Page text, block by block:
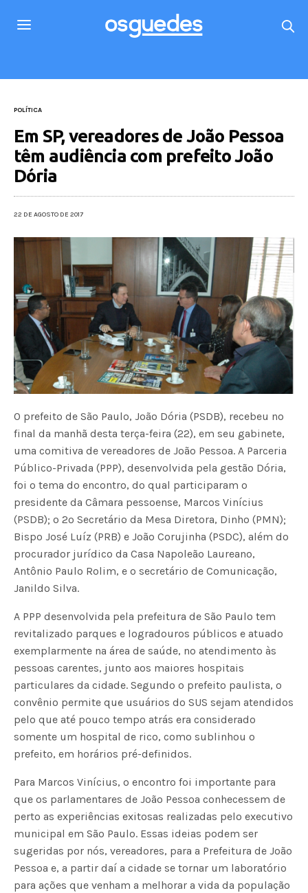
POLÍTICA
Em SP, vereadores de João Pessoa
têm audiência com prefeito João
Dória
22 DE AGOSTO DE 2017
O prefeito de São Paulo, João Dória (PSDB), recebeu no
final da manhã desta terça-feira (22), em seu gabinete,
uma comitiva de vereadores de João Pessoa. A Parceria
Público-Privada (PPP), desenvolvida pela gestão Dória,
foi o tema do encontro, do qual participaram o
presidente da Câmara pessoense, Marcos Vinícius
(PSDB); o 2º Secretário da Mesa Diretora, Dinho (PMN);
Bispo José Luíz (PRB) e João Corujinha (PSDC), além do
procurador jurídico da Casa Napoleão Laureano,
Antônio Paulo Rolim, e o secretário de Comunicação,
Janildo Silva.
A PPP desenvolvida pela prefeitura de São Paulo tem
revitalizado parques e logradouros públicos e atuado
exemplarmente na área de saúde, no atendimento às
pessoas carentes, junto aos maiores hospitais
particulares da cidade. Segundo o prefeito paulista, o
convênio permite que usuários do SUS sejam atendidos
pelo que até pouco tempo atrás era considerado
somente um hospital de rico, como sublinhou o
prefeito, em horários pré-definidos.
Para Marcos Vinícius, o encontro foi importante para
que os parlamentares de João Pessoa conhecessem de
perto as experiências exitosas realizadas pelo executivo
municipal em São Paulo. Essas ideias podem ser
sugeridas por nós, vereadores, para a Prefeitura de João
Pessoa e, a partir daí a cidade se tornar um laboratório
para ações que venham a melhorar a vida da população